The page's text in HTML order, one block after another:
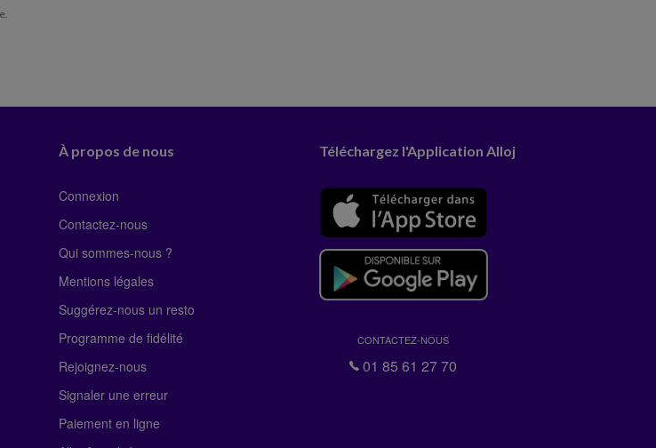
À propos de nous
Connexion
Contactez-nous
Qui sommes-nous ?
Mentions légales
Suggérez-nous un resto
Programme de fidélité
Rejoignez-nous
Signaler une erreur
Paiement en ligne
Téléchargez l'Application Alloj
CONTACTEZ-NOUS
01 85 61 27 70